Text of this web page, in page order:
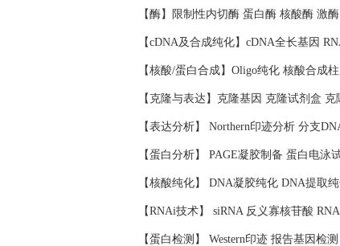
【酶】限制性内切酶 蛋白酶 核酸酶 激
【cDNA及合成纯化】cDNA全长基因
【核酸/蛋白合成】Oligo纯化 核酸合成
【克隆与表达】克隆基因 克隆试剂盒 克
【表达分析】 Northern印迹分析 分支
【蛋白分析】 PAGE凝胶制备 蛋白电泳
【核酸纯化】 DNA凝胶纯化 DNA提取
【RNAi技术】 siRNA 反义寡核苷酸
【蛋白检测】 Western印迹 报告基因检